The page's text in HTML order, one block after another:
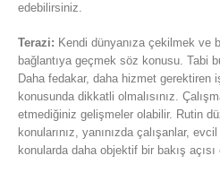
edebilirsiniz.
Terazi: Kendi dünyanıza çekilmek ve
bağlantıya geçmek söz konusu. Tabi
Daha fedakar, daha hizmet gerektiren
konusunda dikkatli olmalısınız.
etmediğiniz gelişmeler olabilir. Rutin
konularınız, yanınızda çalışanlar,
konularda daha objektif bir bakış açısı